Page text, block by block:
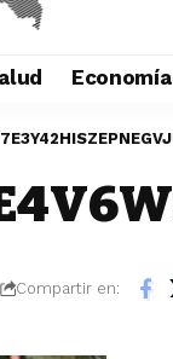
Economía
Compartir en: